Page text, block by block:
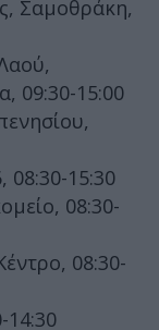
Σαμοθράκη,
09:30-15:00
08:30-15:30
08:30-
08:30-
14:30